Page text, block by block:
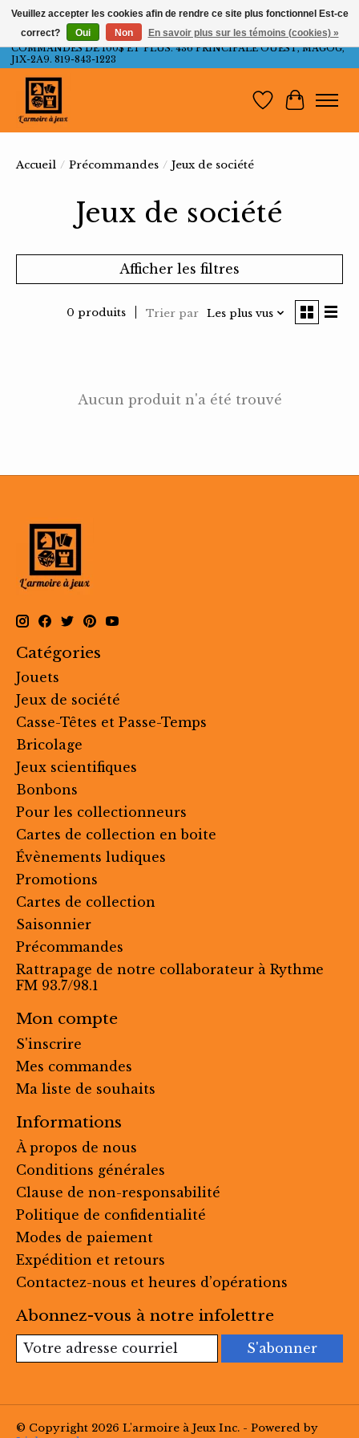
LIVRAISON GRATUITE AU QUÉBEC ET ONTARIO POUR LES
COMMANDES DE 100$ ET PLUS. 436 PRINCIPALE OUEST, MAGOG,
J1X-2A9. 819-843-1223
Liste dePanier
Accueil / Précommandes / Jeux de société
Jeux de société
Afficher les filtres
0 produits Trier par Les plus vus
Aucun produit n'a été trouvé
Catégories
Jouets
Jeux de société
Casse-Têtes et Passe-Temps
Bricolage
Jeux scientifiques
Bonbons
Pour les collectionneurs
Cartes de collection en boite
Évènements ludiques
Promotions
Cartes de collection
Saisonnier
Précommandes
Rattrapage de notre collaborateur à Rythme
FM 93.7/98.1
Mon compte
S'inscrire
Mes commandes
Ma liste de souhaits
Informations
À propos de nous
Conditions générales
Clause de non-responsabilité
Politique de confidentialité
Modes de paiement
Expédition et retours
Contactez-nous et heures d’opérations
Abonnez-vous à notre infolettre
S'abonner
© Copyright 2026 L'armoire à Jeux Inc. - Powered by
Veuillez accepter les cookies afin de rendre ce site plus fonctionnel Est-ce
correct?
Oui Non En savoir plus sur les témoins (cookies) »